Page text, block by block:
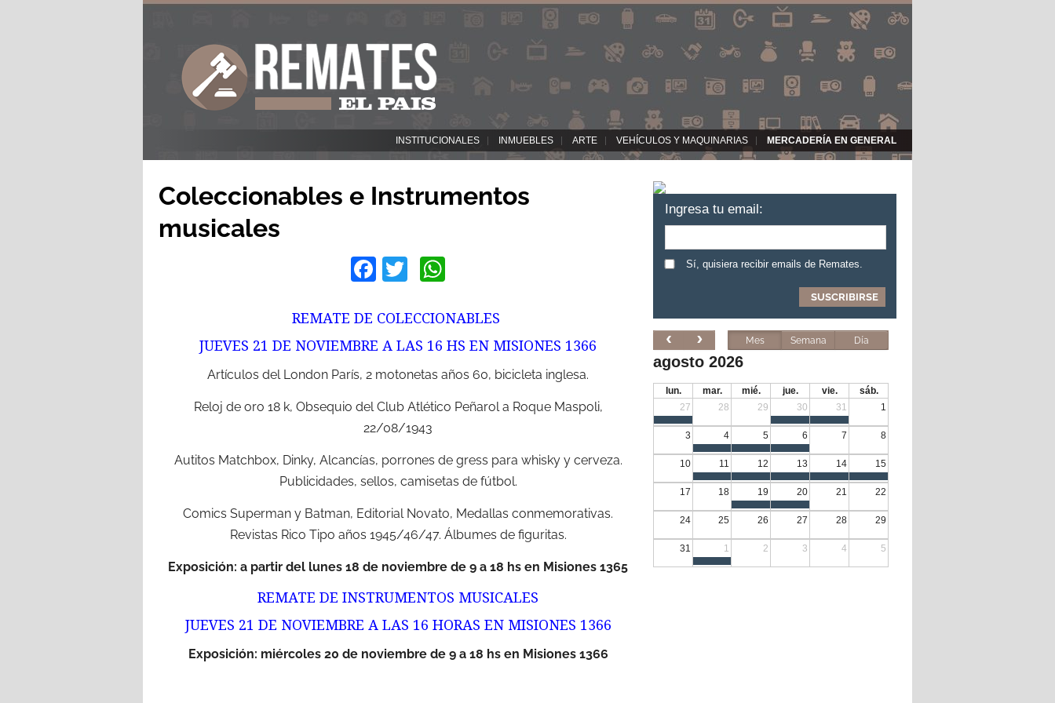
INSTITUCIONALES INMUEBLES ARTE VEHÍCULOS Y MAQUINARIAS MERCADERÍA EN GENERAL
Coleccionables e Instrumentos
musicales
Facebook
Twitter
REMATE DE COLECCIONABLES
JUEVES 21 DE NOVIEMBRE A LAS 16 HS EN MISIONES 1366
Artículos del London París, 2 motonetas años 60, bicicleta inglesa.
Reloj de oro 18 k, Obsequio del Club Atlético Peñarol a Roque Maspoli,
22/08/1943
Autitos Matchbox, Dinky, Alcancías, porrones de gress para whisky y cerveza.
Publicidades, sellos, camisetas de fútbol.
Comics Superman y Batman, Editorial Novato, Medallas conmemorativas.
Revistas Rico Tipo años 1945/46/47. Álbumes de figuritas.
Exposición: a partir del lunes 18 de noviembre de 9 a 18 hs en Misiones 1365
REMATE DE INSTRUMENTOS MUSICALES
JUEVES 21 DE NOVIEMBRE A LAS 16 HORAS EN MISIONES 1366
Exposición: miércoles 20 de noviembre de 9 a 18 hs en Misiones 1366
Ingresa tu email:
Sí, quisiera recibir emails de Remates.
Mes Semana Día
agosto 2026
lun. mar. mié. jue. vie.
sáb.
27
28 29 30 31 1
3 4 5 6 7 8
10 11 12 13 14 15
17 18 19 20 21 22
24 25 26 27 28 29
31 1 2 3 4 5